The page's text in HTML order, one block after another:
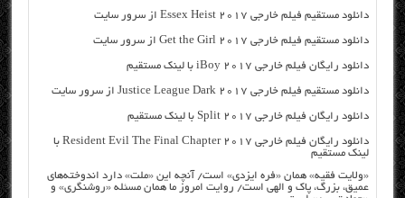
دانلود مستقیم فیلم خارجی Essex Heist 2017 از سرور سایت
دانلود مستقیم فیلم خارجی Get the Girl 2017 از سرور سایت
دانلود رایگان فیلم خارجی iBoy 2017 با لینک مستقیم
دانلود مستقیم فیلم خارجی Justice League Dark 2017 از سرور سایت
دانلود رایگان فیلم خارجی Split 2017 با لینک مستقیم
دانلود رایگان فیلم خارجی Resident Evil The Final Chapter 2017 با
لینک مستقیم
«ولایت فقیه» همان «فره ایزدی» است/ آنچه این «ملت» دارد اندوخته‌های
عمیق، بزرگ، پاک و الهی است/ روایت امروز ما همان مسئله «روشنگری» و